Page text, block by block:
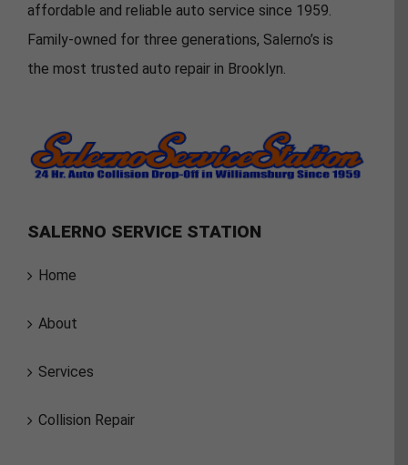
affordable and reliable auto service since 1959.
Family-owned for three generations, Salerno’s is
the most trusted auto repair in Brooklyn.
SALERNO SERVICE STATION
Home
About
Services
Collision Repair